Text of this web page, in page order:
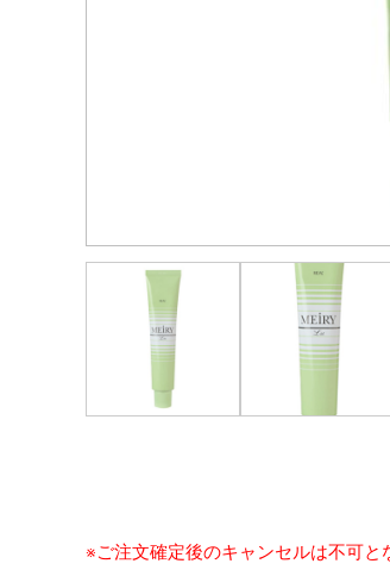
※ご注文確定後のキャンセルは不可と